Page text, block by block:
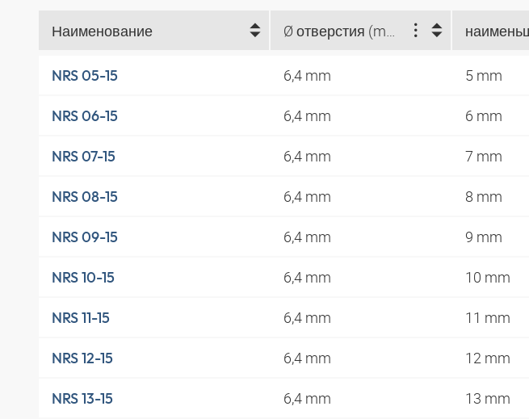
Наименование
NRS 05-15 6,4 mm 5 mm
NRS 06-15 6,4 mm 6 mm
NRS 07-15 6,4 mm 7 mm
NRS 08-15 6,4 mm 8 mm
NRS 09-15 6,4 mm 9 mm
NRS 10-15 6,4 mm 10 mm
NRS 11-15 6,4 mm 11 mm
NRS 12-15 6,4 mm 12 mm
NRS 13-15 6,4 mm 13 mm